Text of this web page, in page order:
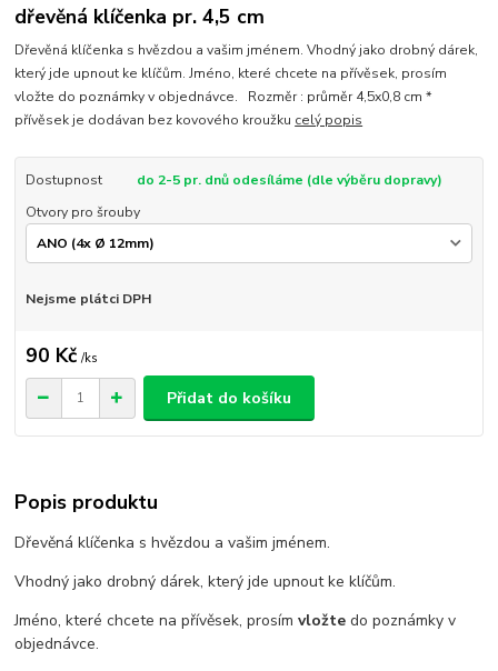
dřevěná klíčenka pr. 4,5 cm
Dřevěná klíčenka s hvězdou a vašim jménem. Vhodný jako drobný dárek,
který jde upnout ke klíčům. Jméno, které chcete na přívěsek, prosím
vložte do poznámky v objednávce. Rozměr : průměr 4,5x0,8 cm *
přívěsek je dodávan bez kovového kroužku celý popis
Dostupnost
do 2-5 pr. dnů odesíláme (dle výběru dopravy)
Otvory pro šrouby
Nejsme plátci DPH
90 Kč /ks
Přidat do košíku
Popis produktu
Dřevěná klíčenka s hvězdou a vašim jménem.
Vhodný jako drobný dárek, který jde upnout ke klíčům.
Jméno, které chcete na přívěsek, prosímvložtedo poznámky v
objednávce.